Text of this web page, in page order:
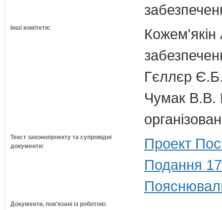
Інші комітети:
Кожем'якін
Гєллєр
Чумак В.В.
Текст законопроекту та супровідні
документи:
Проект
Подання
Документи, пов'язані із роботою: